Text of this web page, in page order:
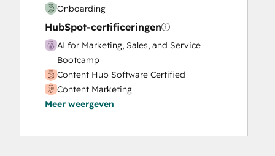
Onboarding
HubSpot-certificeringen
AI for Marketing, Sales, and Service
Bootcamp
Content Hub Software Certified
Content Marketing
CRM Data Migration Certification
Digital Advertising
Meer weergeven